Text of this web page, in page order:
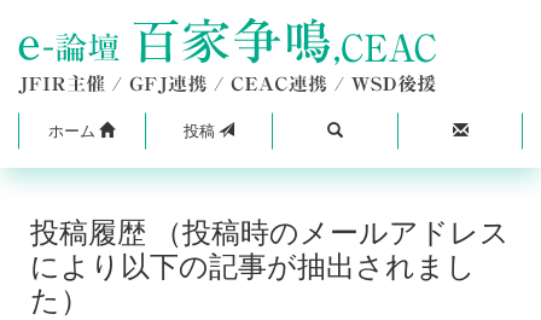
ホーム 投稿
投稿履歴 （投稿時のメールアドレス
により以下の記事が抽出されまし
た）